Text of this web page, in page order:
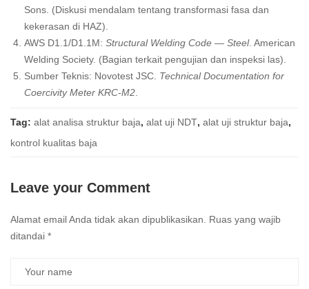
Sons. (Diskusi mendalam tentang transformasi fasa dan
kekerasan di HAZ).
AWS D1.1/D1.1M: Structural Welding Code — Steel. American
Welding Society. (Bagian terkait pengujian dan inspeksi las).
Sumber Teknis: Novotest JSC. Technical Documentation for
Coercivity Meter KRC-M2
Tag: alat analisa struktur baja, alat uji NDT, alat uji struktur baja,
kontrol kualitas baja
Leave your Comment
Alamat email Anda tidak akan dipublikasikan.
Ruas yang wajib
ditandai *